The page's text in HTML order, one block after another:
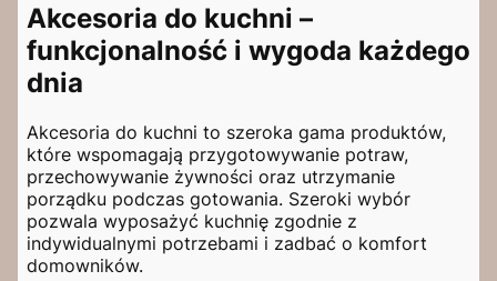
Akcesoria do kuchni –
funkcjonalność i wygoda każdego
dnia
Akcesoria do kuchni to szeroka gama produktów,
które wspomagają przygotowywanie potraw,
przechowywanie żywności oraz utrzymanie
porządku podczas gotowania. Szeroki wybór
pozwala wyposażyć kuchnię zgodnie z
indywidualnymi potrzebami i zadbać o komfort
domowników.